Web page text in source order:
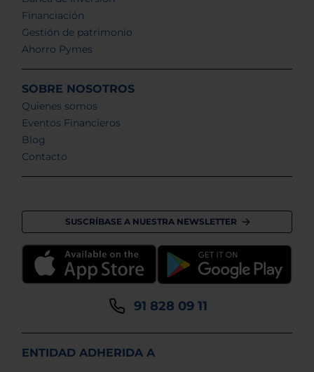
Financiación
Gestión de patrimonio
Ahorro Pymes
SOBRE NOSOTROS
Quienes somos
Eventos Financieros
Blog
Contacto
SUSCRÍBASE A NUESTRA NEWSLETTER
91 828 09 11
ENTIDAD ADHERIDA A